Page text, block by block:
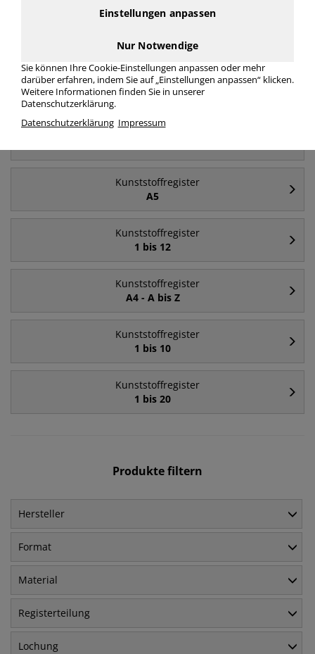
A4
Kunststoffregister
A bis Z
Kunststoffregister
Kunststoffregister
A5
Kunststoffregister
1 bis 12
Kunststoffregister
A4 - A bis Z
Kunststoffregister
1 bis 10
Kunststoffregister
1 bis 20
Produkte filtern
Hersteller
Format
Material
Registerteilung
Lochung
Einstellungen anpassen
Nur Notwendige
Sie können Ihre Cookie-Einstellungen anpassen oder mehr
darüber erfahren, indem Sie auf „Einstellungen anpassen“ klicken.
Weitere Informationen finden Sie in unserer
Datenschutzerklärung.
Datenschutzerklärung Impressum